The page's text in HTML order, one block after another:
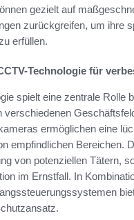
gezielt auf
zurückgreifen, um ihre
erfüllen.
Technologie für
spielt eine zentrale Rolle
verschiedenen
ermöglichen eine
empfindlichen Bereichen.
von potenziellen Tätern,
im Ernstfall. In